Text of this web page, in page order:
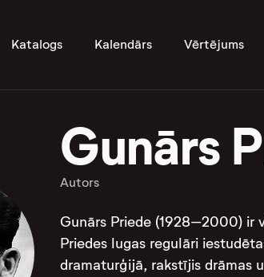
Katalogs Kalendārs Vērtējums
Gunārs
Autors
Gunārs Priede (1928–2000) ir
Priedes lugas regulāri
dramaturģijā, rakstījis drāmas